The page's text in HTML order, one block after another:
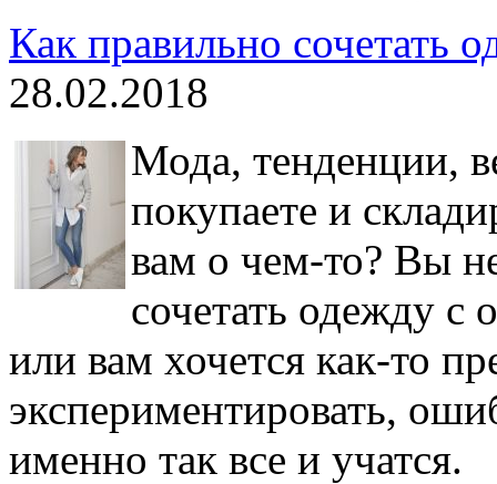
Как правильно сочетать
28.02.2018
Мода, тенденции,
покупаете и
вам о чем-то? Вы
сочетать одежду с
или вам хочется как-то
экспериментировать,
именно так все и учатся.